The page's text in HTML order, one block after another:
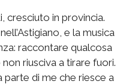
cresciuto in provincia.
e la musica
raccontare qualcosa
riusciva a tirare fuori.
parte di me che riesce a